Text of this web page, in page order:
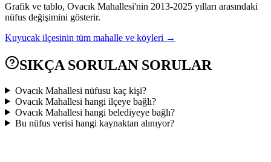
Grafik ve tablo, Ovacık Mahallesi'nin 2013-2025 yılları arasındaki
nüfus değişimini gösterir.
Kuyucak ilçesinin tüm mahalle ve köyleri →
SIKÇA SORULAN SORULAR
Ovacık Mahallesi nüfusu kaç kişi?
Ovacık Mahallesi hangi ilçeye bağlı?
Ovacık Mahallesi hangi belediyeye bağlı?
Bu nüfus verisi hangi kaynaktan alınıyor?